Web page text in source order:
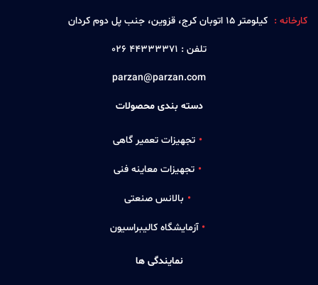
کارخانه : كيلومتر 15 اتوبان كرج، قزوين، جنب پل دوم كردان
تلفن : 44333371 026
parzan@parzan.com
دسته بندی محصولات
تجهیزات تعمیر گاهی
تجهیزات معاینه فنی
بالانس صنعتی
آزمایشگاه کالیبراسیون
نمایندگی ها